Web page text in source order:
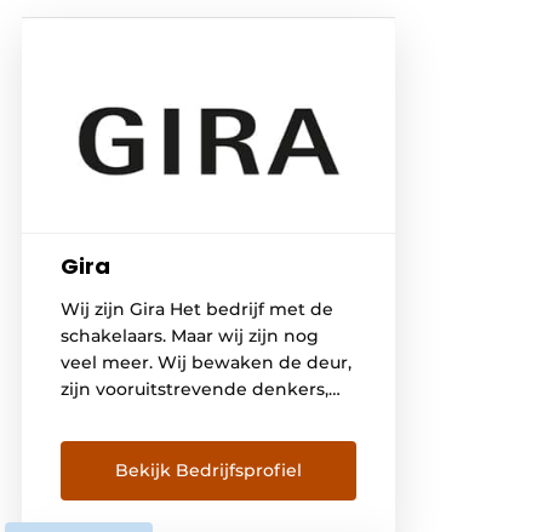
Gira
Wij zijn Gira Het bedrijf met de
schakelaars. Maar wij zijn nog
veel meer. Wij bewaken de deur,
zijn vooruitstrevende denkers,
doorontwikkelaars, KNX-partner,
patentmeesters, prijswinnaars,
designers en geven de toekomst
vorm. De naam Gira staat voor
Bekijk Bedrijfsprofiel